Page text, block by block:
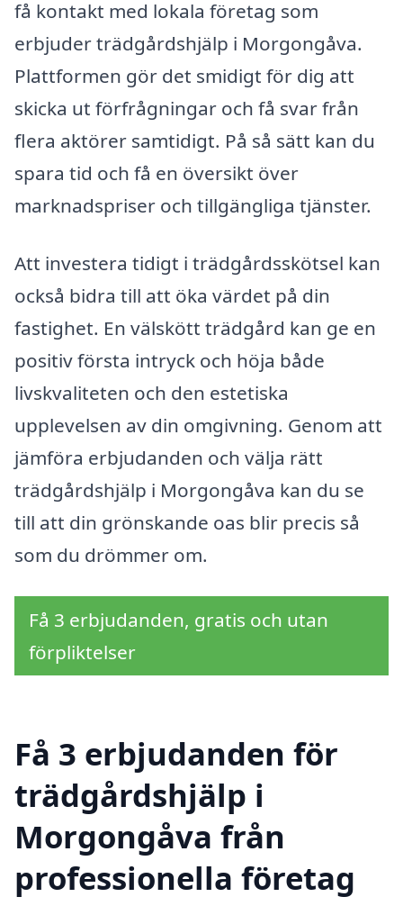
få kontakt med lokala företag som
erbjuder trädgårdshjälp i Morgongåva.
Plattformen gör det smidigt för dig att
skicka ut förfrågningar och få svar från
flera aktörer samtidigt. På så sätt kan du
spara tid och få en översikt över
marknadspriser och tillgängliga tjänster.
Att investera tidigt i trädgårdsskötsel kan
också bidra till att öka värdet på din
fastighet. En välskött trädgård kan ge en
positiv första intryck och höja både
livskvaliteten och den estetiska
upplevelsen av din omgivning. Genom att
jämföra erbjudanden och välja rätt
trädgårdshjälp i Morgongåva kan du se
till att din grönskande oas blir precis så
som du drömmer om.
Få 3 erbjudanden, gratis och utan
förpliktelser
Få 3 erbjudanden för
trädgårdshjälp i
Morgongåva från
professionella företag